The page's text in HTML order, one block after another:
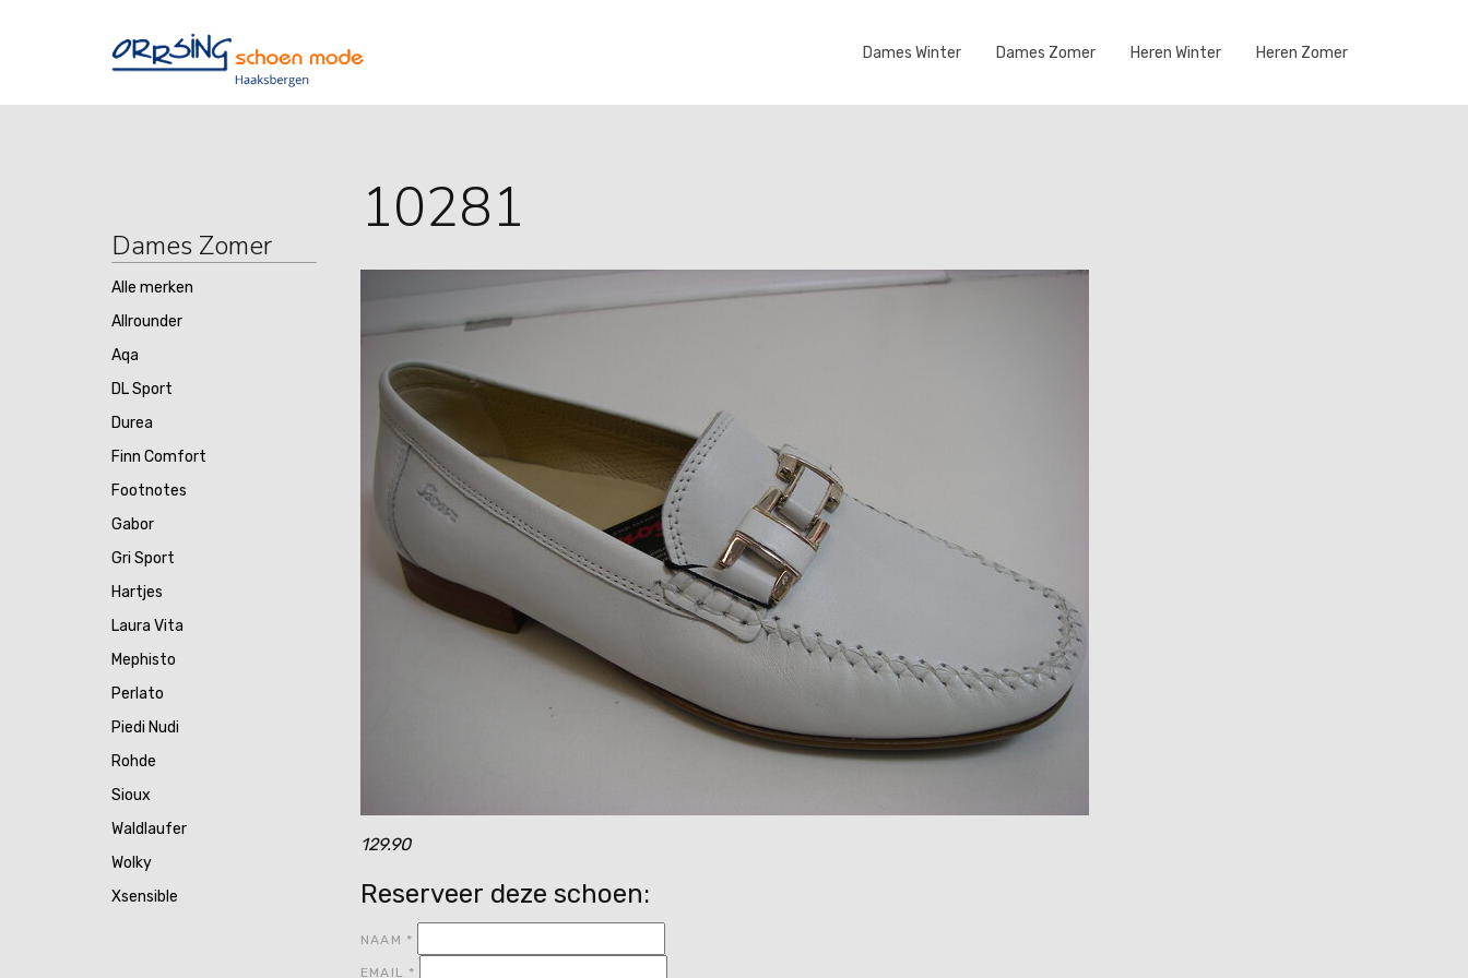
Dames Winter Dames Zomer Heren Winter Heren Zomer
Dames Zomer
Alle merken
Allrounder
Aqa
DL Sport
Durea
Finn Comfort
Footnotes
Gabor
Gri Sport
Hartjes
Laura Vita
Mephisto
Perlato
Piedi Nudi
Rohde
Sioux
Waldlaufer
Wolky
Xsensible
10281
129.90
Reserveer deze schoen:
NAAM *
EMAIL *